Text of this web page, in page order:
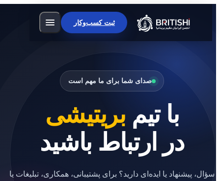
ثبت کسب‌وکار
صدای شما برای ما مهم است
با تیم بریتیشی
در ارتباط باشید
سؤال، پیشنهاد یا ایده‌ای دارید؟ برای پشتیبانی، همکاری، تبلیغات یا